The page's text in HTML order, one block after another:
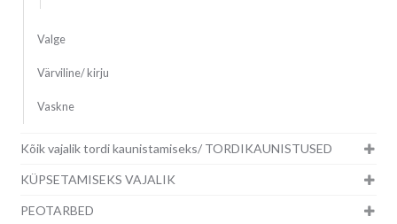
Valge
Värviline/ kirju
Vaskne
Kõik vajalik tordi kaunistamiseks/ TORDIKAUNISTUSED
KÜPSETAMISEKS VAJALIK
PEOTARBED